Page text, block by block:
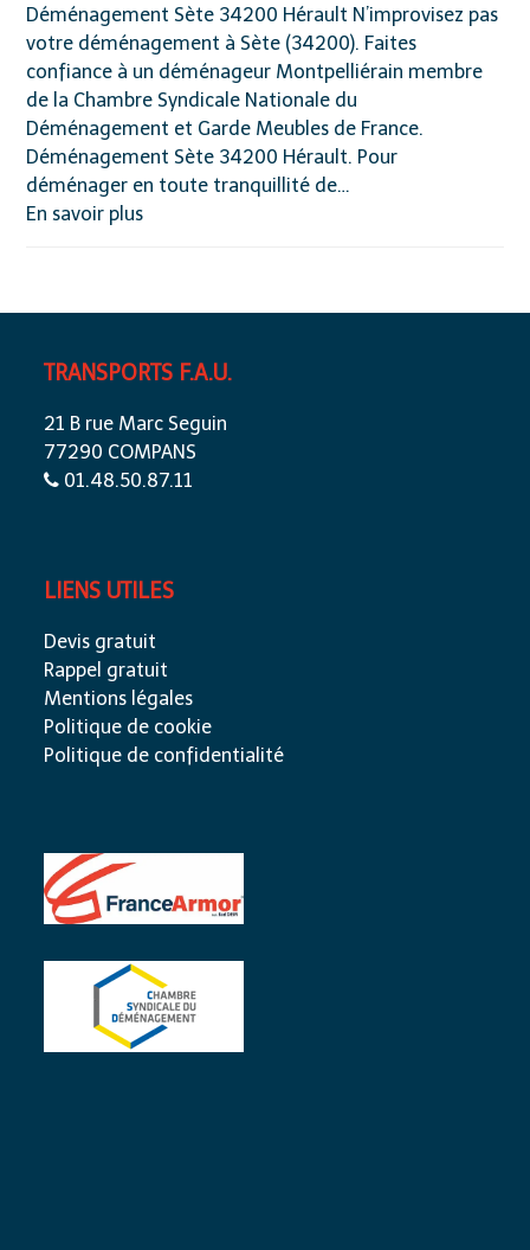
Déménagement Sète 34200 Hérault N’improvisez pas
votre déménagement à Sète (34200). Faites
confiance à un déménageur Montpelliérain membre
de la Chambre Syndicale Nationale du
Déménagement et Garde Meubles de France.
Déménagement Sète 34200 Hérault. Pour
déménager en toute tranquillité de…
En savoir plus
TRANSPORTS F.A.U.
21 B rue Marc Seguin
77290 COMPANS
01.48.50.87.11
LIENS UTILES
Devis gratuit
Rappel gratuit
Mentions légales
Politique de cookie
Politique de confidentialité